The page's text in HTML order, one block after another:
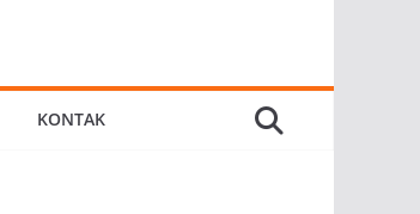
KONTAK